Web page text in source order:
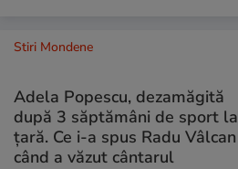
Stiri Mondene
Adela Popescu, dezamăgită
după 3 săptămâni de sport la
țară. Ce i-a spus Radu Vâlcan
când a văzut cântarul